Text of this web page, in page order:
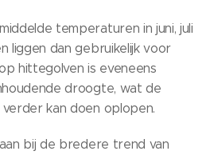
temperaturen in juni, juli
liggen dan gebruikelijk voor
hittegolven is eveneens
droogte, wat de
kan doen oplopen.
bij de bredere trend van